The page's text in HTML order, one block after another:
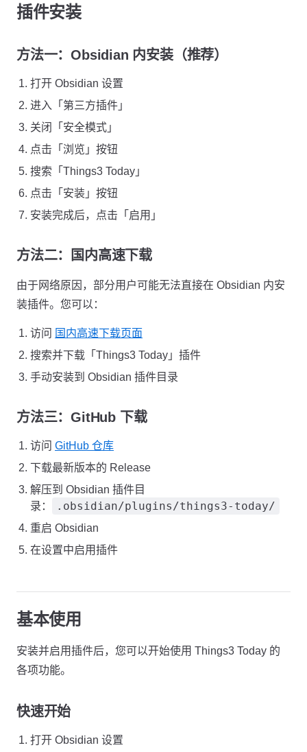
插件安装
方法一：Obsidian 内安装（推荐）
打开 Obsidian 设置
进入「第三方插件」
关闭「安全模式」
点击「浏览」按钮
搜索「Things3 Today」
点击「安装」按钮
安装完成后，点击「启用」
方法二：国内高速下载
由于网络原因，部分用户可能无法直接在 Obsidian 内安
装插件。您可以：
访问 国内高速下载页面
搜索并下载「Things3 Today」插件
手动安装到 Obsidian 插件目录
方法三：GitHub 下载
访问 GitHub 仓库
下载最新版本的 Release
解压到 Obsidian 插件目
录：
.obsidian/plugins/things3-today/
重启 Obsidian
在设置中启用插件
基本使用
安装并启用插件后，您可以开始使用 Things3 Today 的
各项功能。
快速开始
打开 Obsidian 设置